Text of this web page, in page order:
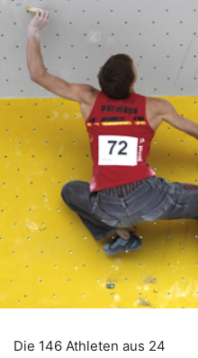
Die 146 Athleten aus 24